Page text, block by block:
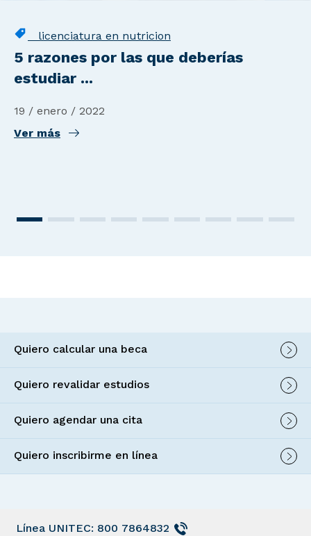
licenciatura en nutricion
5 razones por las que deberías
estudiar ...
19 / enero / 2022
Ver más
Quiero calcular una beca
Quiero revalidar estudios
Quiero agendar una cita
Quiero inscribirme en línea
Línea UNITEC: 800 7864832